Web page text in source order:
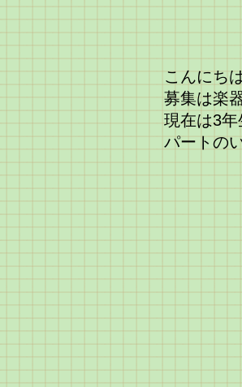
こんにち
募集は楽
現在は3
パートの